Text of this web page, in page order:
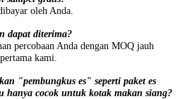
oleh Anda.
dapat diterima?
percobaan Anda dengan MOQ jauh
kami.
"pembungkus es" seperti paket es
hanya cocok untuk kotak makan siang?